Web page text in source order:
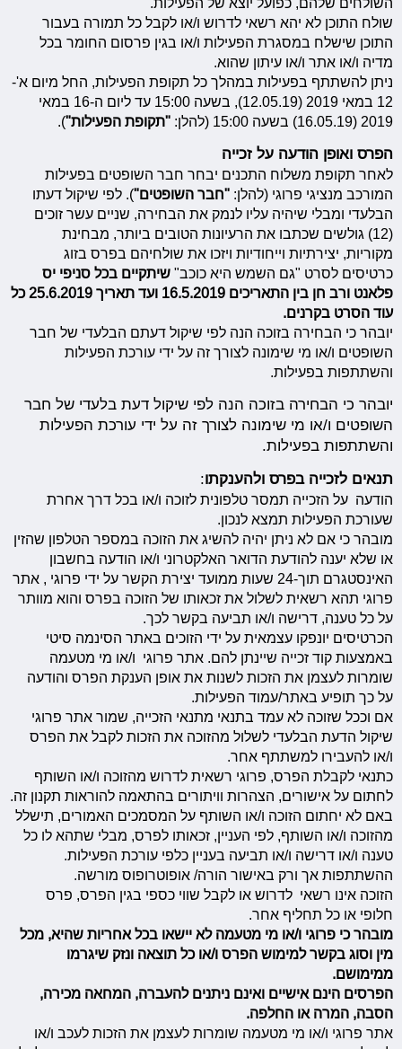
שולח התוכן לא יהא רשאי לדרוש ו/או לקבל כל תמורה בעבור
התוכן שישלח במסגרת הפעילות ו/או בגין פרסום החומר בכל
מדיה ו/או אתר ו/או עיתון שהוא.
ניתן להשתתף בפעילות במהלך כל תקופת הפעילות, החל מיום א'-
12 במאי 2019 (12.05.19), בשעה 15:00 עד ליום ה-16 במאי
2019 (16.05.19) בשעה 15:00 (להלן:
"תקופת הפעילות").
הפרס ואופן הודעה על זכייה
לאחר תקופת משלוח התכנים יבחר חבר השופטים בפעילות
המורכב מנציגי פרוגי (להלן:"חבר השופטים"). לפי שיקול דעתו
הבלעדי ומבלי שיהיה עליו לנמק את הבחירה, שניים עשר זוכים
(12) גולשים שכתבו את הרעיונות הטובים ביותר, מבחינת
מקוריות, יצירתיות וייחודיות ויזכו את שולחיהם בפרס בזוג
כרטיסים לסרט "גם השמש היא כוכב"שיתקיים בכל סניפי יס
פלאנט ורב חן בין התאריכים 16.5.2019 ועד תאריך 25.6.2019 כל
עוד הסרט בקרנים.
יובהר כי הבחירה בזוכה הנה לפי שיקול דעתם הבלעדי של חבר
השופטים ו/או מי שימונה לצורך זה על ידי עורכת הפעילות
והשתתפות בפעילות.
יובהר כי הבחירה בזוכה הנה לפי שיקול דעת בלעדי של חבר
השופטים ו/או מי שימונה לצורך זה על ידי עורכת הפעילות
והשתתפות בפעילות.
תנאים לזכייה בפרס ולהענקתו:
הודעה על הזכייה תמסר טלפונית לזוכה ו/או בכל דרך אחרת
שעורכת הפעילות תמצא לנכון.
מובהר כי אם לא ניתן יהיה להשיג את הזוכה במספר הטלפון שהזין
או שלא יענה להודעת הדואר האלקטרוני ו/או הודעה בחשבון
האינסטגרם תוך-24 שעות ממועד יצירת הקשר על ידי פרוגי , אתר
פרוגי תהא רשאית לשלול את זכאותו של הזוכה בפרס והוא מוותר
על כל טענה, דרישה ו/או תביעה בקשר לכך.
הכרטיסים יונפקו עצמאית על ידי הזוכים באתר הסינמה סיטי
באמצעות קוד זכייה שיינתן להם. אתר פרוגי ו/או מי מטעמה
שומרות לעצמן את הזכות לשנות את אופן הענקת הפרס והודעה
על כך תופיע באתר/עמוד הפעילות.
אם וככל שזוכה לא עמד בתנאי מתנאי הזכייה, שמור אתר פרוגי
שיקול הדעת הבלעדי לשלול מהזוכה את הזכות לקבל את הפרס
ו/או להעבירו למשתתף אחר.
כתנאי לקבלת הפרס, פרוגי רשאית לדרוש מהזוכה ו/או השותף
לחתום על אישורים, הצהרות וויתורים בהתאמה להוראות תקנון זה.
באם לא יחתום הזוכה ו/או השותף על המסמכים האמורים, תישלל
מהזוכה ו/או השותף, לפי העניין, זכאותו לפרס, מבלי שתהא לו כל
טענה ו/או דרישה ו/או תביעה בעניין כלפי עורכת הפעילות.
ההשתתפות אך ורק באישור הורה/ אופוטרופוס מורשה.
הזוכה אינו רשאי לדרוש או לקבל שווי כספי בגין הפרס, פרס
חלופי או כל תחליף אחר.
מובהר כי פרוגי ו/או מי מטעמה לא יישאו בכל אחריות שהיא, מכל
מין וסוג בקשר למימוש הפרס ו/או כל תוצאה ונזק שיגרמו
ממימושם.
הפרסים הינם אישיים ואינם ניתנים להעברה, המחאה מכירה,
הסבה, המרה או החלפה.
אתר פרוגי ו/או מי מטעמה שומרות לעצמן את הזכות לעכב ו/או